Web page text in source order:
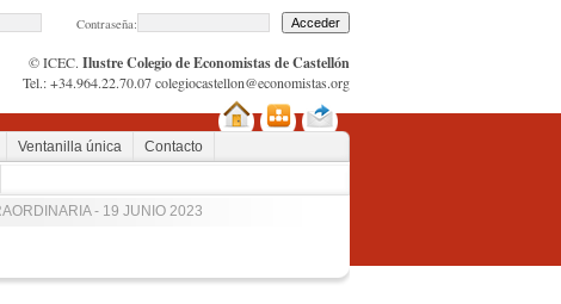
Contraseña:
© ICEC. Ilustre Colegio de Economistas de Castellón
Tel.: +34.964.22.70.07colegiocastellon@economistas.org
Ventanilla única
Contacto
- 19 JUNIO 2023